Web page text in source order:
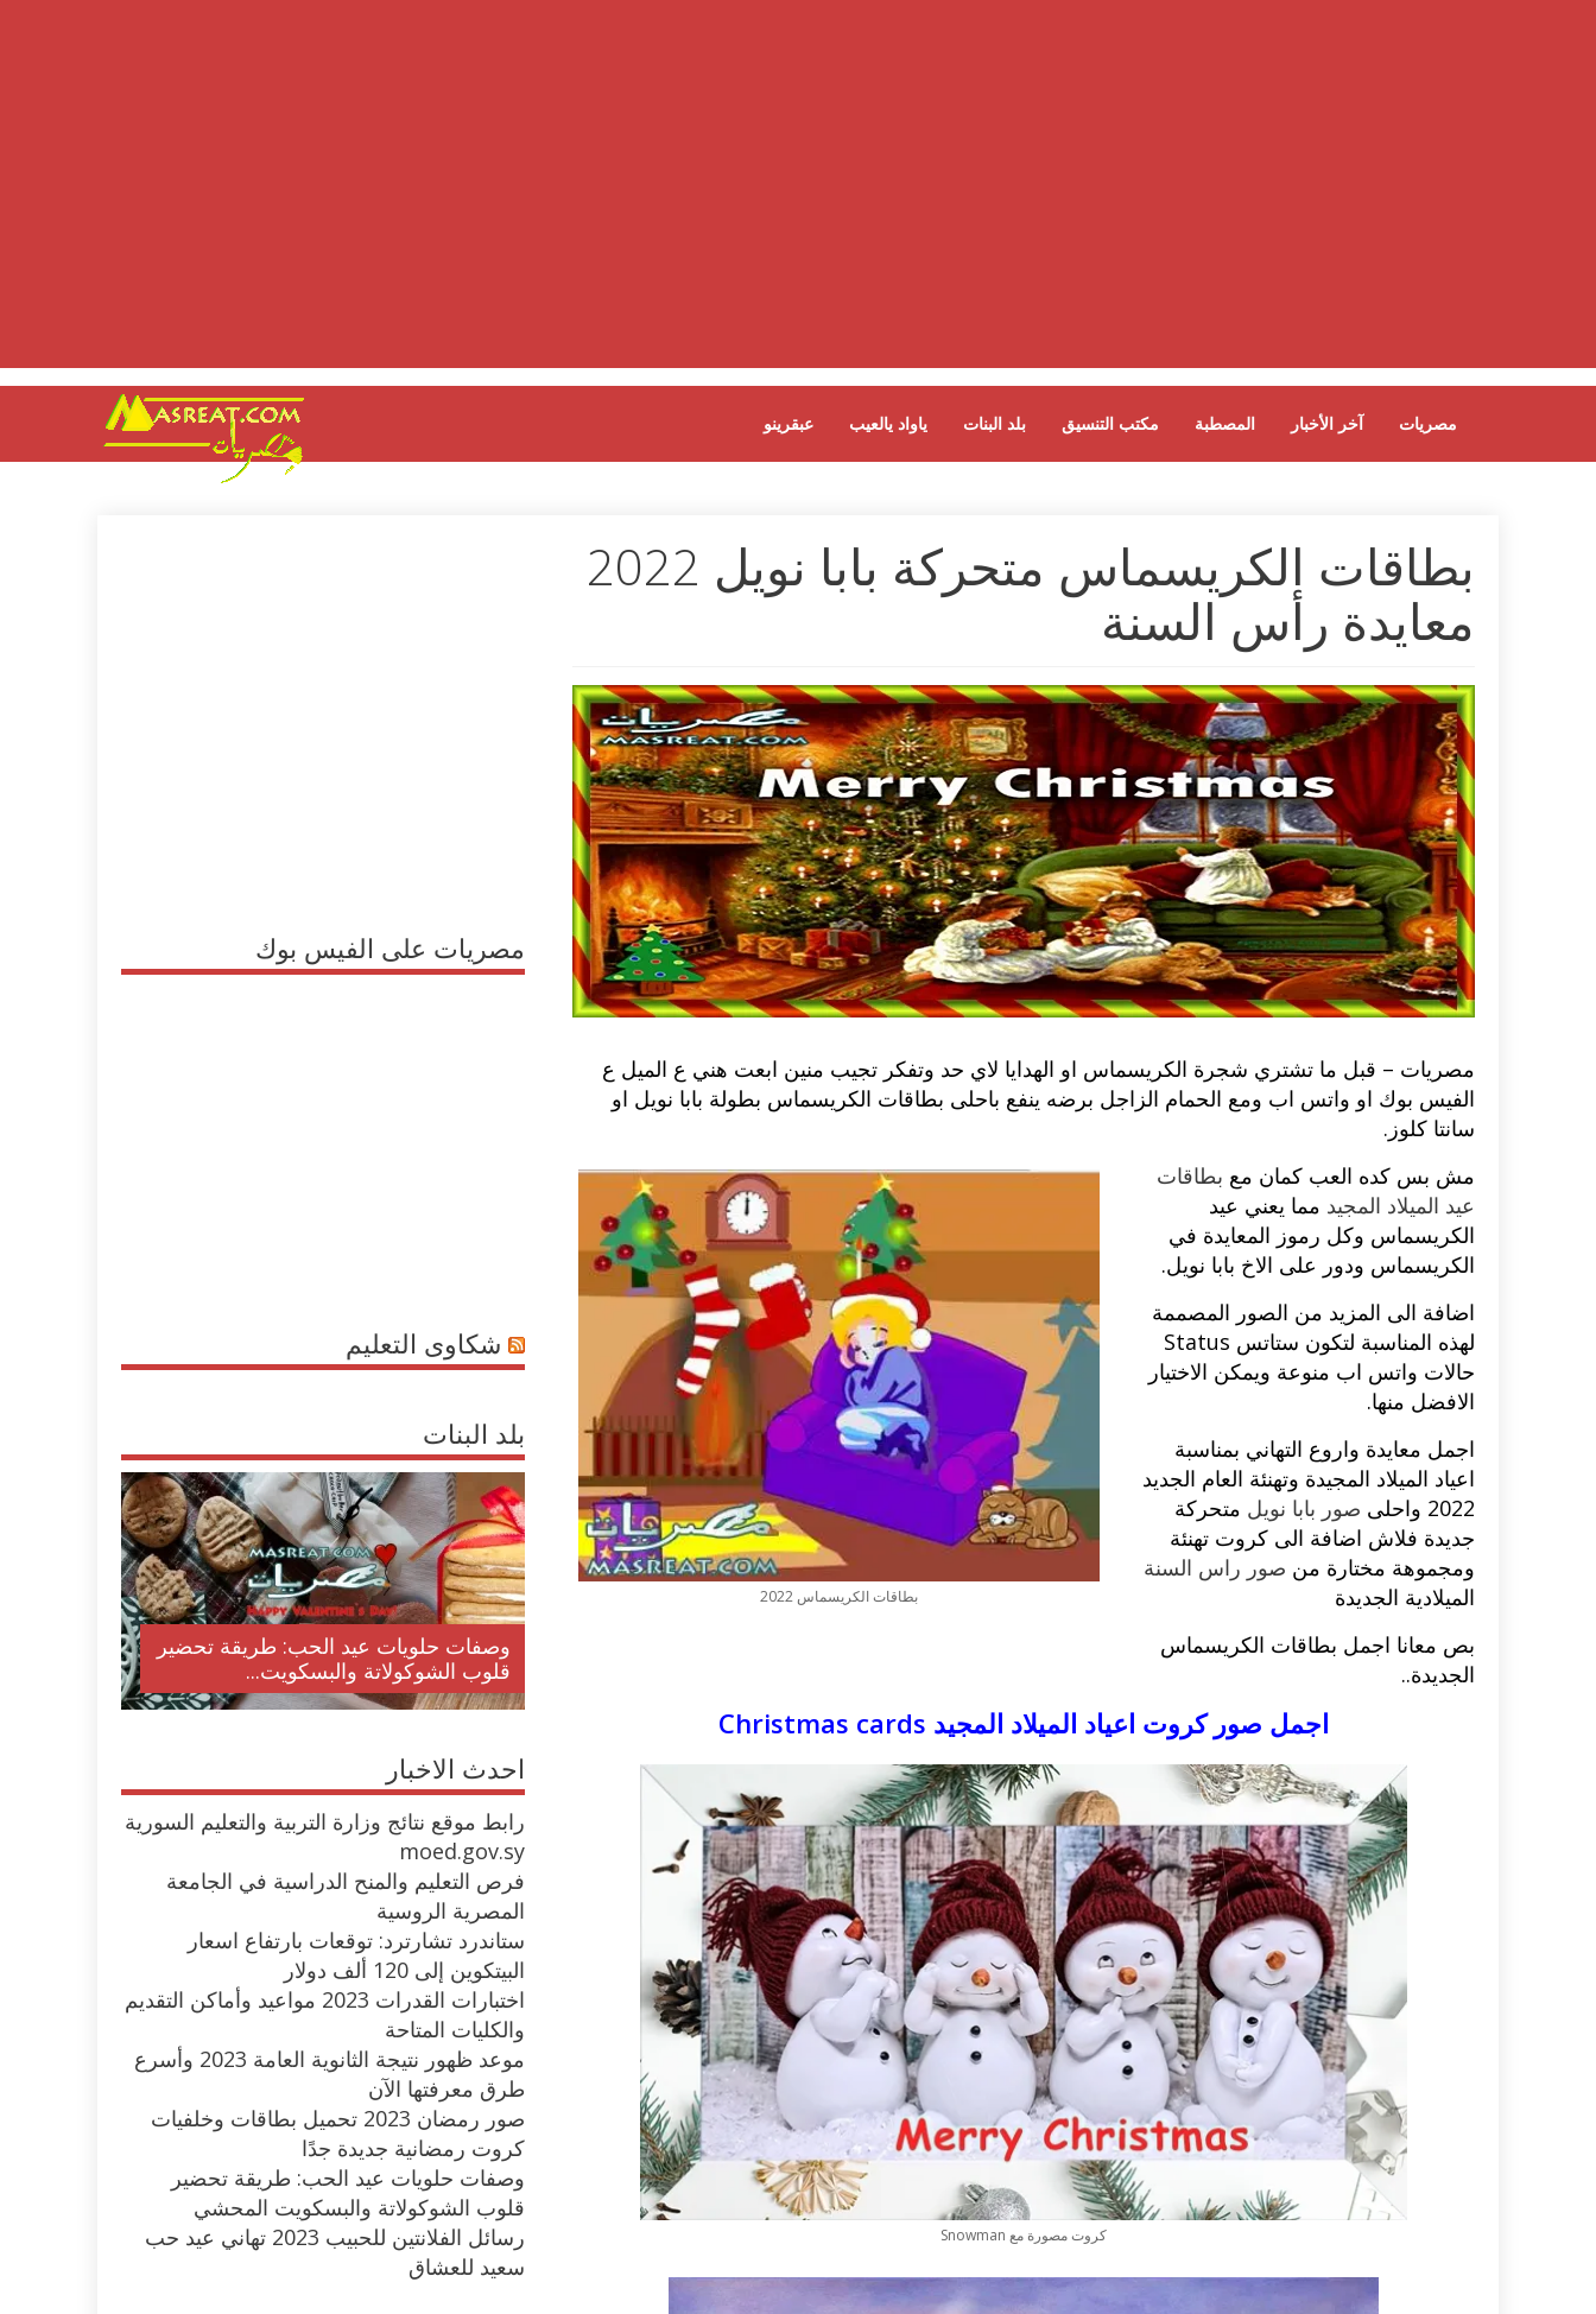
عبقرينو ياواد يالعيب بلد البنات مكتب التنسيق المصطبة آخر الأخبار مصريات
بطاقات الكريسماس متحركة بابا نويل 2022
معايدة رأس السنة
مصريات – قبل ما تشتري شجرة الكريسماس او الهدايا لاي حد وتفكر تجيب منين ابعت هني ع الميل ع
الفيس بوك او واتس اب ومع الحمام الزاجل برضه ينفع باحلى بطاقات الكريسماس بطولة بابا نويل او
سانتا كلوز.
بطاقات الكريسماس 2022
مش بس كده العب كمان مع بطاقات
عيد الميلاد المجيد مما يعني عيد
الكريسماس وكل رموز المعايدة في
الكريسماس ودور على الاخ بابا نويل.
اضافة الى المزيد من الصور المصممة
لهذه المناسبة لتكون ستاتس Status
حالات واتس اب منوعة ويمكن الاختيار
الافضل منها.
اجمل معايدة واروع التهاني بمناسبة
اعياد الميلاد المجيدة وتهنئة العام الجديد
2022 واحلى
صور بابا نويل متحركة
جديدة فلاش اضافة الى كروت تهنئة
ومجموهة مختارة من صور راس السنة
الميلادية الجديدة
بص معانا اجمل بطاقات الكريسماس
الجديدة..
اجمل صور كروت اعياد الميلاد المجيد Christmas cards
كروت مصورة مع Snowman
مصريات على الفيس بوك
شكاوى التعليم
بلد البنات
وصفات حلويات عيد الحب: طريقة تحضير
قلوب الشوكولاتة والبسكويت...
طريقة تحضير حلاوة المولد النبوي مع
اكلات عيد الاضحى 2023 وصفات طبخ
احدث الاخبار
رابط موقع نتائج وزارة التربية والتعليم السورية
moed.gov.sy
فرص التعليم والمنح الدراسية في الجامعة
المصرية الروسية
ستاندرد تشارترد: توقعات بارتفاع اسعار
البيتكوين إلى 120 ألف دولار
اختبارات القدرات 2023 مواعيد وأماكن التقديم
والكليات المتاحة
موعد ظهور نتيجة الثانوية العامة 2023 وأسرع
طرق معرفتها الآن
صور رمضان 2023 تحميل بطاقات وخلفيات
كروت رمضانية جديدة جدًا
وصفات حلويات عيد الحب: طريقة تحضير
قلوب الشوكولاتة والبسكويت المحشي
رسائل الفلانتين للحبيب 2023 تهاني عيد حب
سعيد للعشاق